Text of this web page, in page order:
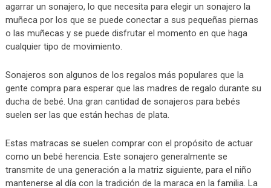
agarrar un sonajero, lo que necesita para elegir un sonajero la
muñeca por los que se puede conectar a sus pequeñas piernas
o las muñecas y se puede disfrutar el momento en que haga
cualquier tipo de movimiento.
Sonajeros son algunos de los regalos más populares que la
gente compra para esperar que las madres de regalo durante su
ducha de bebé. Una gran cantidad de sonajeros para bebés
suelen ser las que están hechas de plata.
Estas matracas se suelen comprar con el propósito de actuar
como un bebé herencia. Este sonajero generalmente se
transmite de una generación a la matriz siguiente, para el niño
mantenerse al día con la tradición de la maraca en la familia. La